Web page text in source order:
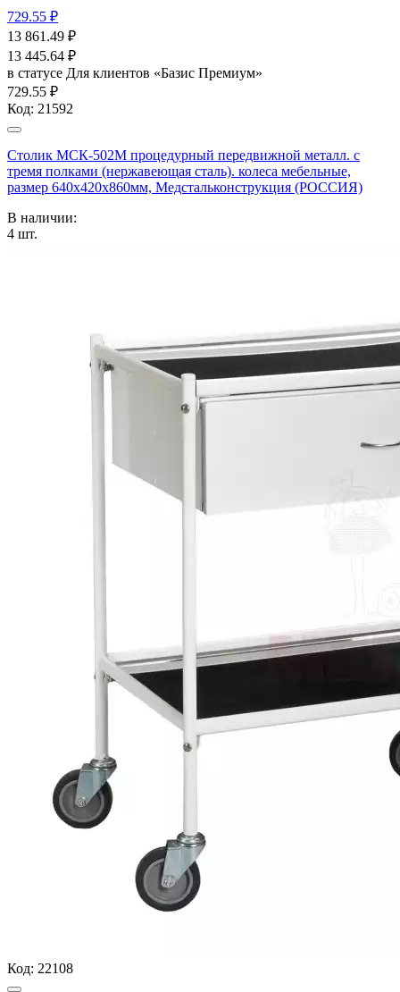
729.55 ₽
13 861.49 ₽
13 445.64 ₽
в статусе Для клиентов «Базис Премиум»
729.55 ₽
Код: 21592
Столик МСК-502М процедурный передвижной металл. с
тремя полками (нержавеющая сталь). колеса мебельные,
размер 640х420х860мм, Медстальконструкция (РОССИЯ)
В наличии:
4 шт.
Код: 22108